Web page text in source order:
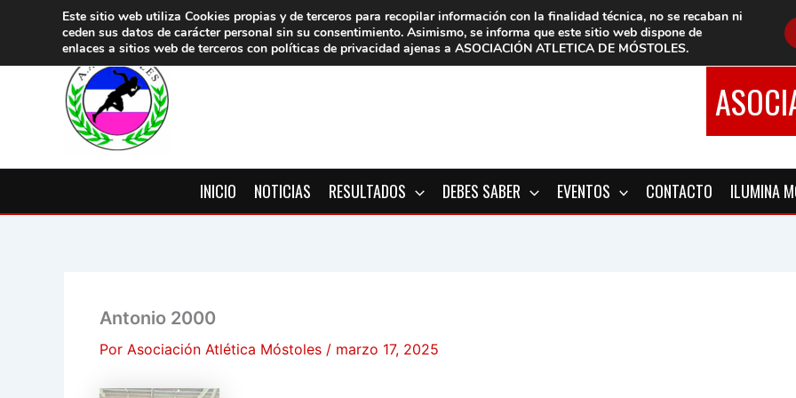
contenido
INICIO NOTICIAS RESULTADOS DEBES SABER EVENTOS CONTACTO ILUMINA
Antonio 2000
Por Asociación Atlética Móstoles / marzo 17, 2025
Este sitio web utiliza Cookies propias y de terceros para recopilar información con la finalidad técnica, no se recaban ni
ceden sus datos de carácter personal sin su consentimiento. Asimismo, se informa que este sitio web dispone de
enlaces a sitios web de terceros con políticas de privacidad ajenas a ASOCIACIÓN ATLETICA DE MÓSTOLES.